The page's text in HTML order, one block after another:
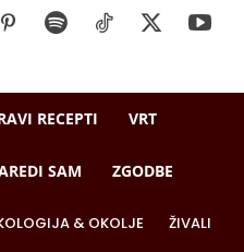
RECEPTI VRT
SAM ZGODBE
& OKOLJE ŽIVALI